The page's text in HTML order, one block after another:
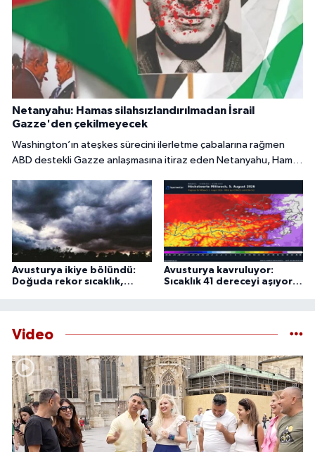
Netanyahu: Hamas silahsızlandırılmadan İsrail
Gazze'den çekilmeyecek
Washington’ın ateşkes sürecini ilerletme çabalarına rağmen
ABD destekli Gazze anlaşmasına itiraz eden Netanyahu, Hamas
çekilmeyeceğini söyledi.
Avusturya ikiye bölündü:
Doğuda rekor sıcaklık,
Avusturya kavruluyor:
Sıcaklık 41 dereceyi aşıyor,
Video